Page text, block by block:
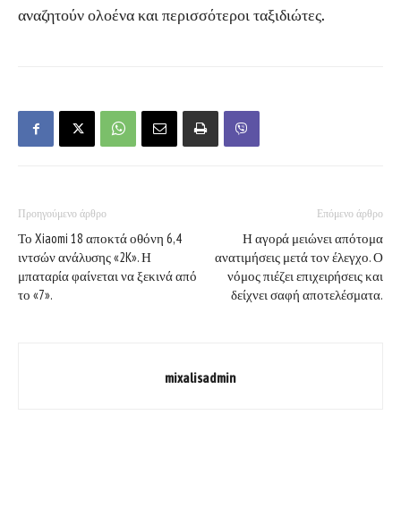
αναζητούν ολοένα και περισσότεροι ταξιδιώτες.
Προηγούμενο άρθρο
Το Xiaomi 18 αποκτά οθόνη 6,4
ιντσών ανάλυσης «2K». Η
μπαταρία φαίνεται να ξεκινά από
το «7».
Επόμενο άρθρο
Η αγορά μειώνει απότομα
ανατιμήσεις μετά τον έλεγχο. Ο
νόμος πιέζει επιχειρήσεις και
δείχνει σαφή αποτελέσματα.
mixalisadmin